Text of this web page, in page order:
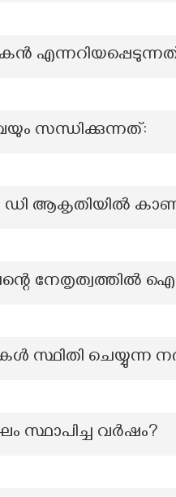
സന്ധിക്കുന്നത്:
ഡി ആകൃതിയിൽ
സ്ഥിതി ചെയ്യുന്ന
സ്ഥാപിച്ച വര്‍ഷം?